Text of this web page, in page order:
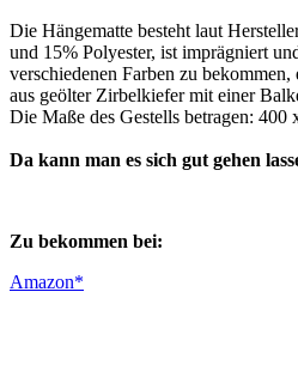
Die Hängematte besteht laut
und 15% Polyester, ist imprägniert
verschiedenen Farben zu bekommen,
aus geölter Zirbelkiefer mit einer
Die Maße des Gestells betragen: 400
Da kann man es sich gut gehen
Zu bekommen bei:
Amazon*